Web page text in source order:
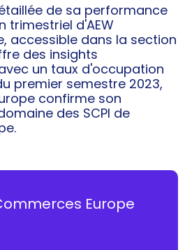
de sa performance
trimestriel d'AEW
accessible dans la section
des insights
un taux d'occupation
premier semestre 2023,
confirme son
des SCPI de
Europe